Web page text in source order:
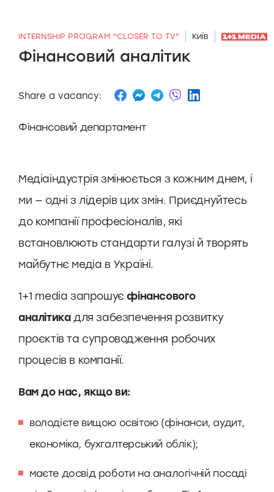
INTERNSHIP PROGRAM "CLOSER TO TV" Київ
Фінансовий аналітик
Share a vacancy:
Фінансовий департамент
Медіаіндустрія змінюється з кожним днем, і
ми — одні з лідерів цих змін. Приєднуйтесь
до компанії професіоналів, які
встановлюють стандарти галузі й творять
майбутнє медіа в Україні.
1+1 media запрошуєфінансового
аналітика для забезпечення розвитку
проєктів та супроводження робочих
процесів в компанії.
Вам до нас, якщо ви:
володієте вищою освітою (фінанси, аудит,
економіка, бухгалтерський облік);
маєте досвід роботи на аналогічній посаді